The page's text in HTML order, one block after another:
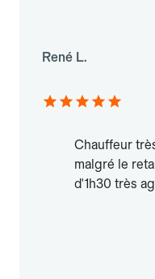
René L.
Chauffeur
malgré le
d'1h30 très